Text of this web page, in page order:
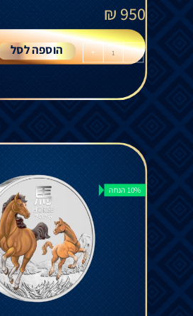
950
₪
-
+ הוספה לסל
10% הנחה